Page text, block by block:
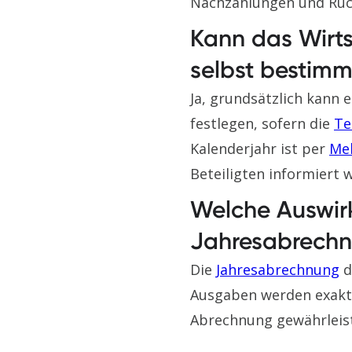
Kann das
selbst
Ja, grundsätzlich kann
festlegen, sofern die
Kalenderjahr ist per
Beteiligten informiert
Welche
Die Jahresabrechnung
Ausgaben werden
Abrechnung